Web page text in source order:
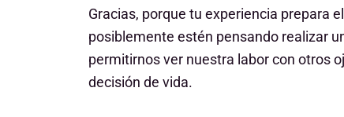
Gracias, porque tu experiencia prepara
posiblemente estén pensando realizar
permitirnos ver nuestra labor con otros
decisión de vida.